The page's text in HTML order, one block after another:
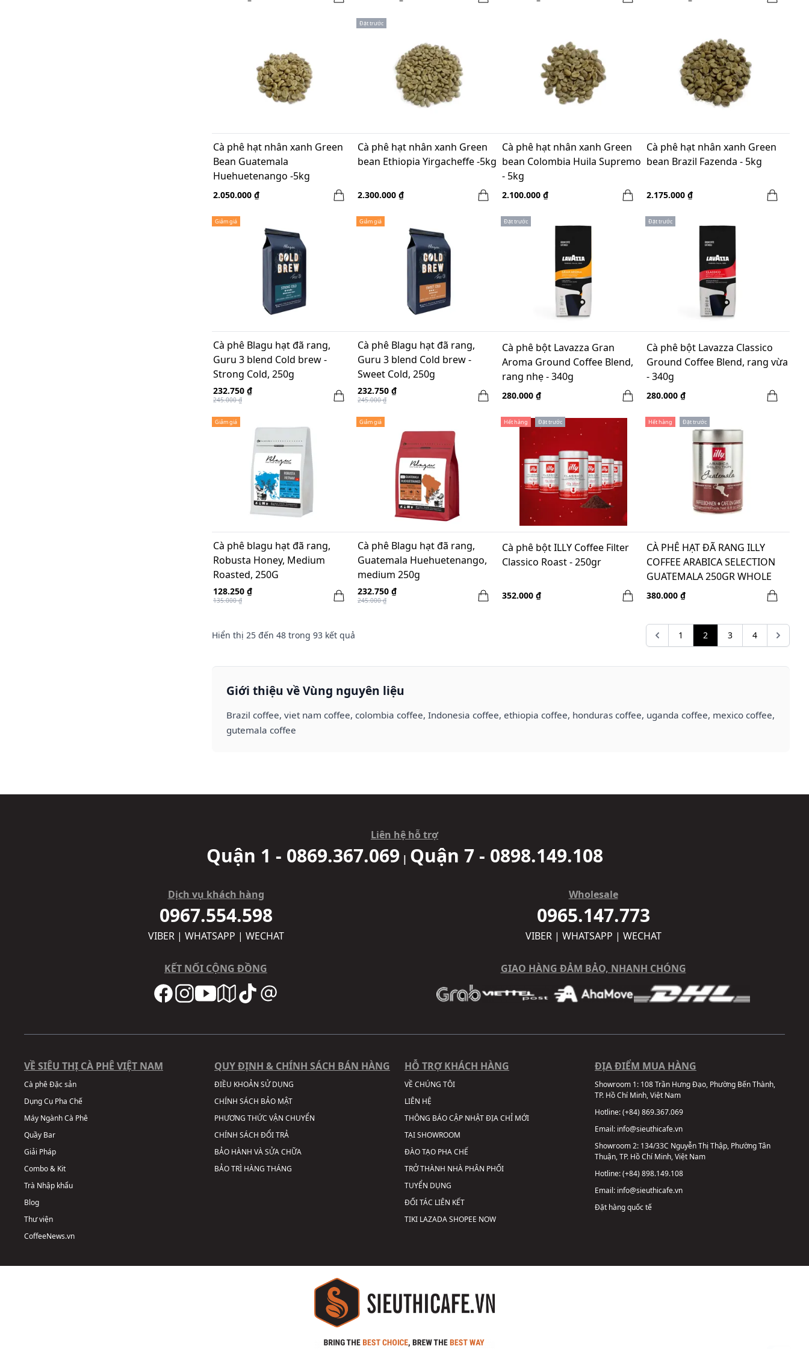
Cà phê hạt nhân xanh Green
Bean Guatemala
Huehuetenango -5kg
2.050.000 ₫
Đặt trước
Cà phê hạt nhân xanh Green
bean Ethiopia Yirgacheffe -5kg
2.300.000 ₫
Cà phê hạt nhân xanh Green
bean Colombia Huila Supremo
- 5kg
2.100.000 ₫
Cà phê hạt nhân xanh Green
bean Brazil Fazenda - 5kg
2.175.000 ₫
Giảm giá
Cà phê Blagu hạt đã rang,
Guru 3 blend Cold brew -
Strong Cold, 250g
232.750 ₫
245.000 ₫
Giảm giá
Cà phê Blagu hạt đã rang,
Guru 3 blend Cold brew -
Sweet Cold, 250g
232.750 ₫
245.000 ₫
Đặt trước
Cà phê bột Lavazza Gran
Aroma Ground Coffee Blend,
rang nhẹ - 340g
280.000 ₫
Đặt trước
Cà phê bột Lavazza Classico
Ground Coffee Blend, rang vừa
- 340g
280.000 ₫
Giảm giá
Cà phê blagu hạt đã rang,
Robusta Honey, Medium
Roasted, 250G
128.250 ₫
135.000 ₫
Giảm giá
Cà phê Blagu hạt đã rang,
Guatemala Huehuetenango,
medium 250g
232.750 ₫
245.000 ₫
Hết hàng Đặt trước
Cà phê bột ILLY Coffee Filter
Classico Roast - 250gr
352.000 ₫
Hết hàng Đặt trước
CÀ PHÊ HẠT ĐÃ RANG ILLY
COFFEE ARABICA SELECTION
GUATEMALA 250GR WHOLE
BEAN
380.000 ₫
Hiển thị 25 đến 48 trong 93 kết quả 1 2 3 4
Giới thiệu về Vùng nguyên liệu
Brazil coffee, viet nam coffee, colombia coffee, Indonesia coffee, ethiopia coffee, honduras coffee, uganda coffee, mexico coffee,
gutemala coffee
Liên hệ hỗ trợ
Quận 1 - 0869.367.069 | Quận 7 - 0898.149.108
Dịch vụ khách hàng
0967.554.598
VIBER | WHATSAPP | WECHAT
Wholesale
0965.147.773
VIBER | WHATSAPP | WECHAT
KẾT NỐI CỘNG ĐỒNG GIAO HÀNG ĐẢM BẢO, NHANH CHÓNG
VỀ SIÊU THỊ CÀ PHÊ VIỆT NAM
Cà phê Đặc sản
Dụng Cụ Pha Chế
Máy Ngành Cà Phê
Quầy Bar
Giải Pháp
Combo & Kit
Trà Nhập khẩu
Blog
Thư viện
CoffeeNews.vn
QUY ĐỊNH & CHÍNH SÁCH BÁN HÀNG
ĐIỀU KHOẢN SỬ DỤNG
CHÍNH SÁCH BẢO MẬT
PHƯƠNG THỨC VẬN CHUYỂN
CHÍNH SÁCH ĐỔI TRẢ
BẢO HÀNH VÀ SỬA CHỮA
BẢO TRÌ HÀNG THÁNG
HỖ TRỢ KHÁCH HÀNG
VỀ CHÚNG TÔI
LIÊN HỆ
THÔNG BÁO CẬP NHẬT ĐỊA CHỈ MỚI
TẠI SHOWROOM
ĐÀO TẠO PHA CHẾ
TRỞ THÀNH NHÀ PHÂN PHỐI
TUYỂN DỤNG
ĐỐI TÁC LIÊN KẾT
TIKI LAZADASHOPEE NOW
ĐỊA ĐIỂM MUA HÀNG
Showroom 1: 108 Trần Hưng Đạo, Phường Bến Thành,
TP. Hồ Chí Minh, Việt Nam
Hotline:(+84) 869.367.069
Email: info@sieuthicafe.vn
Showroom 2: 134/33C Nguyễn Thị Thập, Phường Tân
Thuận, TP. Hồ Chí Minh, Việt Nam
Hotline:(+84) 898.149.108
Email: info@sieuthicafe.vn
Đặt hàng quốc tế